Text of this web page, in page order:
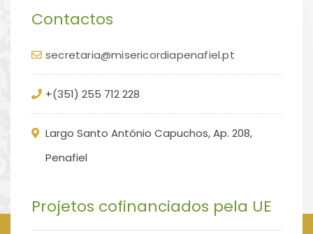
Contactos
secretaria@misericordiapenafiel.pt
+(351) 255 712 228
Largo Santo António Capuchos, Ap. 208,
Penafiel
Projetos cofinanciados pela UE